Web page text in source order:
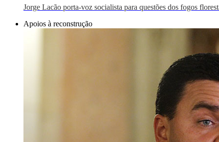
Jorge Lacão porta-voz socialista para questões dos fogos
Apoios à reconstrução